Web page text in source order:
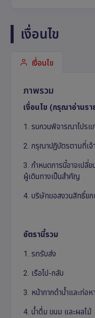
เงื่อนไข
เงื่อนไข
ภาพรวม
เงื่อนไข (กรุณาอ่านร
1. รบกวนพิจารณาโปรแ
2. กรุณาปฏิบัตรตามที่เจ้
3. กำหนดการนี้อาจเปลี่
ผู้เดินทางเป็นสำคัญ
4. บริษัทขอสงวนสิทธิ์ยก
อัตรานี้รวม
1. รถรับส่ง
2. เรือไป-กลับ
3. หน้ากากดำน้ำและท่อห
4. น้ำดื่ม ขนม และผลไม้